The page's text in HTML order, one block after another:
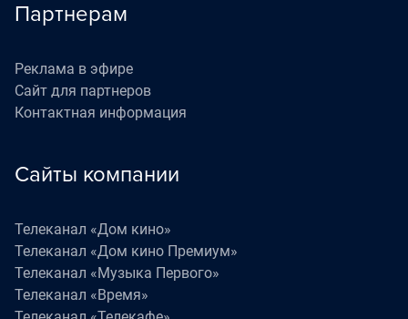
Партнерам
Реклама в эфире
Сайт для партнеров
Контактная информация
Сайты компании
Телеканал «Дом кино»
Телеканал «Дом кино Премиум»
Телеканал «Музыка Первого»
Телеканал «Время»